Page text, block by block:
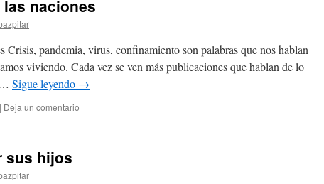
naciones
Crisis, pandemia, virus, confinamiento son palabras que nos hablan
viviendo. Cada vez se ven más publicaciones que hablan de lo
Sigue leyendo →
| Deja un comentario
sus hijos